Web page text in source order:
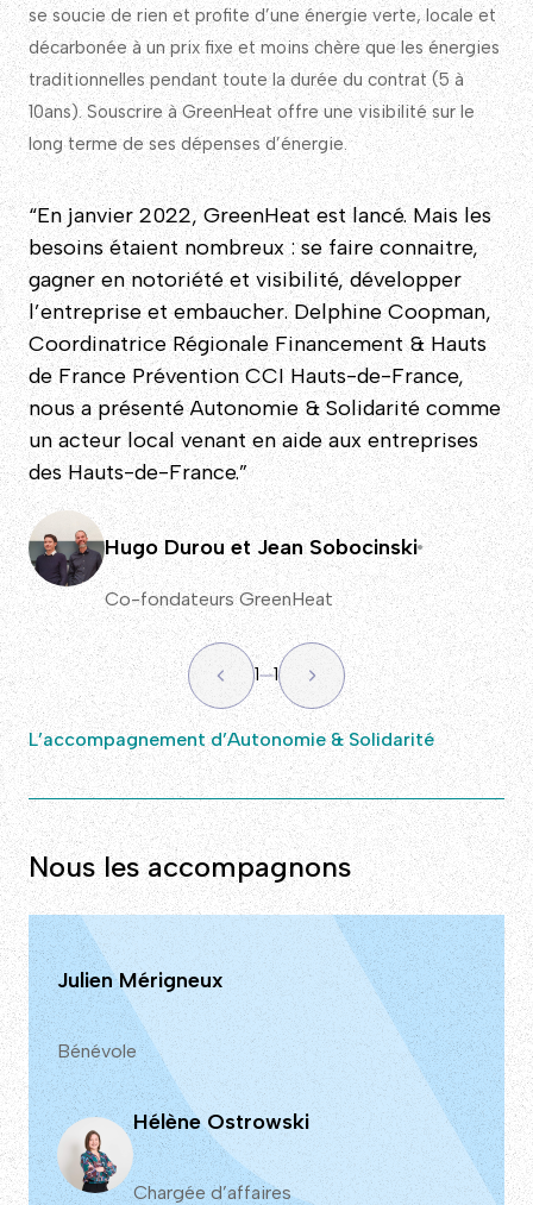
se soucie de rien et profite d’une énergie verte, locale et
décarbonée à un prix fixe et moins chère que les énergies
traditionnelles pendant toute la durée du contrat (5 à
10ans). Souscrire à GreenHeat offre une visibilité sur le
long terme de ses dépenses d’énergie.
“En janvier 2022, GreenHeat est lancé. Mais les
besoins étaient nombreux : se faire connaitre,
gagner en notoriété et visibilité, développer
l’entreprise et embaucher. Delphine Coopman,
Coordinatrice Régionale Financement & Hauts
de France Prévention CCI Hauts-de-France,
nous a présenté Autonomie & Solidarité comme
un acteur local venant en aide aux entreprises
des Hauts-de-France.”
Hugo Durou et Jean Sobocinski
Co-fondateurs GreenHeat
1 1
L’accompagnement d’Autonomie & Solidarité
Nous les accompagnons
Julien Mérigneux
Bénévole
Hélène Ostrowski
Chargée d’affaires